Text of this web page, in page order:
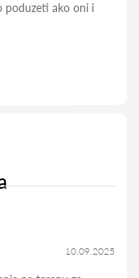
poduzeti ako oni i
10.09.2025